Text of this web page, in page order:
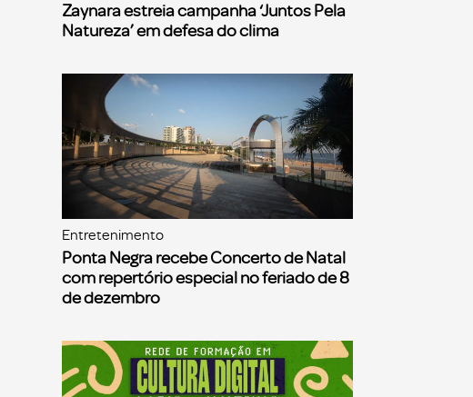
Zaynara estreia campanha ‘Juntos Pela
Natureza’ em defesa do clima
Entretenimento
Ponta Negra recebe Concerto de Natal
com repertório especial no feriado de 8
de dezembro